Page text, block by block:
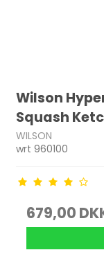
Wilson
Squash
WILSON
wrt 960100
679,00